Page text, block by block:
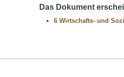
Das Dokument
6 Wirtschafts- und